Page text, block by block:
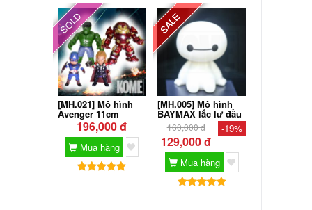
[MH.021] Mô hình
Avenger 11cm
196,000 đ
SOLD
Mua hàng
[MH.005] Mô hình
BAYMAX lắc lư đầu
160,000 đ -19%
129,000 đ
SALE
Mua hàng